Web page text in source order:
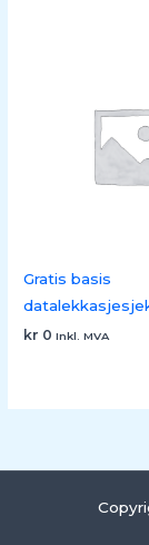
Gratis basis
kr 0 Inkl. MVA